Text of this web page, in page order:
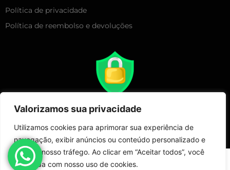
Valorizamos sua privacidade
Utilizamos cookies para aprimorar sua experiência de
navegação, exibir anúncios ou conteúdo personalizado e
analisar nosso tráfego. Ao clicar em “Aceitar todos”, você
concorda com nosso uso de cookies.
Política de privacidade
Política de reembolso e devoluções
Copyright 2025 – Live Show Merchandising | Todos Direitos